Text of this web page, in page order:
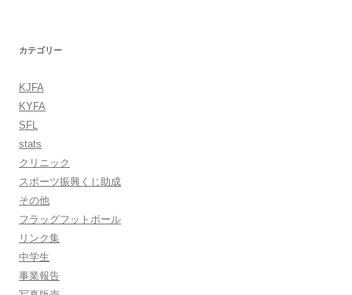
カテゴリー
KJFA
KYFA
SFL
stats
クリニック
スポーツ振興くじ助成
その他
フラッグフットボール
リンク集
中学生
事業報告